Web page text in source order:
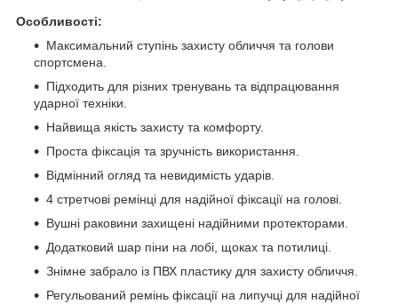
Особливості:
Максимальний ступінь захисту обличчя та голови
спортсмена.
Підходить для різних тренувань та відпрацювання
ударної техніки.
Найвища якість захисту та комфорту.
Проста фіксація та зручність використання.
Відмінний огляд та невидимість ударів.
4 стретчові ремінці для надійної фіксації на голові.
Вушні раковини захищені надійними протекторами.
Додатковий шар піни на лобі, щоках та потилиці.
Знімне забрало із ПВХ пластику для захисту обличчя.
Регульований ремінь фіксації на липучці для надійної